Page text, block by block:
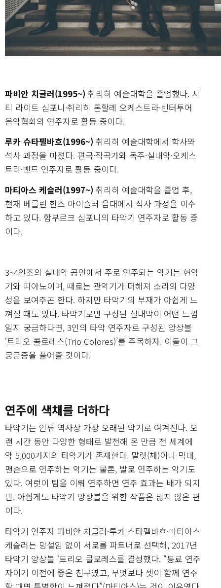
파비안 치글러(1995~) 취리히 예술대학을 졸업했다. 시
티 라이트 심포니·취리히 톤할레 오케스트라·빈터투어
음악협회의 연주자로 활동 중이다.
루카 슈타펠바흐(1996~) 취리히 예술대학에서 학사와
석사 과정을 마쳤다. 편곡·작곡가와 독주·실내악·오케스
트라·밴드 연주자로 활동 중이다.
마티아스 케슬러(1997~) 취리히 예술대학을 졸업 후,
현재 베를린 한스 아이슬러 음대에서 석사 과정을 이수
하고 있다. 함부르크 심포니의 타악기 연주자로 활동 중
이다.
3~4인조의 실내악 공연에서 주로 연주되는 악기는 현악
기와 피아노이며, 때로는 관악기가 더해져 소리의 다양
성을 보여주곤 한다. 하지만 타악기의 부재가 아쉽게 느
껴질 때도 있다. 타악기로만 구성된 실내악이 어떤 느낌
일지 궁금하다면, 3인의 타악 연주자로 구성된 앙상블
‘트리오 콜로레스(Trio Colores)’를 주목하자. 이들이 그
궁금증을 풀어줄 것이다.
연주에 색채를 더하다
타악기는 인류 역사상 가장 오래된 악기로 여겨진다. 오
랜 시간 동안 다양한 형태로 발전해 온 만큼 전 세계에
약 5,000가지의 타악기가 존재한다. 말렛(채)이나 막대,
맨손으로 연주하는 악기는 물론, 발로 연주하는 악기도
있다. 여럿이 팀을 이뤄 연주하면 연주 효과는 배가 되지
만, 아쉽게도 타악기 앙상블을 위한 작품은 많지 않은 편
이다.
타악기 연주자 파비안 치글러·루카 스타펠바흐·마티아스
케슬러는 망설임 없이 서로를 파트너로 선택해, 2017년
타악기 앙상블 ‘트리오 콜로레스를 결성했다. “동료 연주
자이기 이전에 좋은 친구였고, 무엇보다 셋이 함께 연주